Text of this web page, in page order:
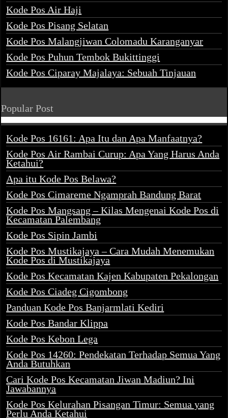
Kode Pos Air Haji
Kode Pos Pisang Selatan
Kode Pos Malangjiwan Colomadu Karanganyar
Kode Pos Puhun Tembok Bukittinggi
Kode Pos Ciparay Majalaya: Sebuah Tinjauan
Popular Post
Kode Pos 16161: Apa Itu dan Apa Manfaatnya?
Kode Pos Air Rambai Curup: Apa Yang Harus Anda
Ketahui?
Apa itu Kode Pos Belawa?
Kode Pos Cimareme Ngamprah Bandung Barat
Kode Pos Mangsang – Kilas Mengenai Kode Pos di
Kecamatan Palembang
Kode Pos Sipin Jambi
Kode Pos Mustikajaya – Cara Mudah Menemukan
Kode Pos di Mustikajaya
Kode Pos Kecamatan Kajen Kabupaten Pekalongan
Kode Pos Ciadeg Cigombong
Panduan Kode Pos Banjarmlati Kediri
Kode Pos Bandar Klippa
Kode Pos Kebon Lega
Kode Pos 14260: Pendekatan Terhadap Semua Yang
Anda Butuhkan
Cari Kode Pos Kecamatan Jiwan Madiun? Ini
Jawabannya
Kode Pos Kelurahan Pisangan Timur: Semua yang
Perlu Anda Ketahui